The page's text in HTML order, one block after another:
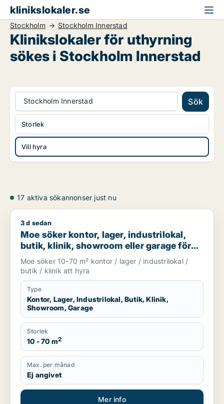
klinikslokaler.se
Stockholm Stockholm Innerstad
Klinikslokaler för uthyrning
sökes i Stockholm Innerstad
Stockholm Innerstad Sök
Vill hyra
Storlek
17 aktiva sökannonser just nu
Moe söker kontor, lager, industrilokal, butik, klinik,
3 d sedan
Moe söker kontor, lager, industrilokal,
butik, klinik, showroom eller garage för
uthyrning i Stockholm
Moe söker 10-70 m² kontor / lager / industrilokal /
butik / klinik att hyra
Type
Kontor, Lager, Industrilokal, Butik, Klinik,
Showroom, Garage
Storlek
10 - 70 m2
Max. per månad
Ej angivet
Mer info